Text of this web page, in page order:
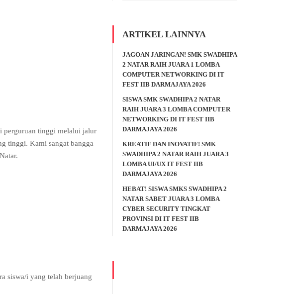
perguruan tinggi melalui jalur
tinggi. Kami sangat bangga
siswa/i yang telah berjuang
ARTIKEL LAINNYA
JAGOAN JARINGAN! SMK SWADHIPA
2 NATAR RAIH JUARA 1 LOMBA
COMPUTER NETWORKING DI IT
FEST IIB DARMAJAYA 2026
SISWA SMK SWADHIPA 2 NATAR
RAIH JUARA 3 LOMBA COMPUTER
NETWORKING DI IT FEST IIB
DARMAJAYA 2026
KREATIF DAN INOVATIF! SMK
SWADHIPA 2 NATAR RAIH JUARA 3
LOMBA UI/UX IT FEST IIB
DARMAJAYA 2026
HEBAT! SISWA SMKS SWADHIPA 2
NATAR SABET JUARA 3 LOMBA
CYBER SECURITY TINGKAT
PROVINSI DI IT FEST IIB
DARMAJAYA 2026